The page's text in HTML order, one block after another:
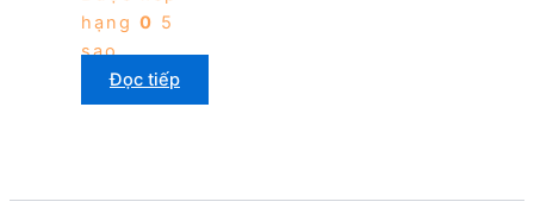
hạng 0 5
sao
Đọc tiếp